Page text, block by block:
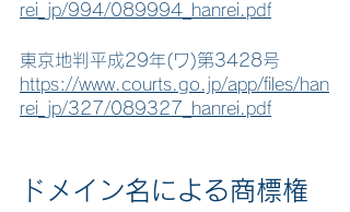
rei_jp/994/089994_hanrei.pdf
東京地判平成29年(ワ)第3428号
https://www.courts.go.jp/app/files/han
rei_jp/327/089327_hanrei.pdf
ドメイン名による商標権